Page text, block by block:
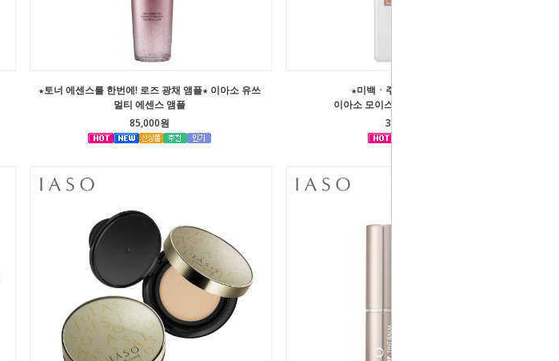
★토너 에센스를 한번에! 로즈 광채 앰플★ 이아소 유쓰
멀티 에센스 앰플
85,000원
★미백ㆍ주름개선 기능성★
이아소 모이스쳐 컴포트 바디 로션
37,000원